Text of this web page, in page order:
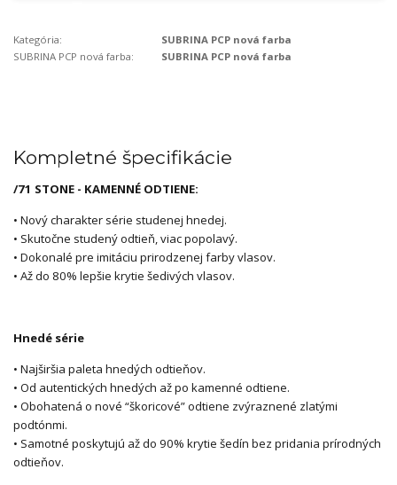
Kategória:
SUBRINA PCP nová farba
SUBRINA PCP nová farba:
SUBRINA PCP nová farba
Kompletné špecifikácie
/71 STONE - KAMENNÉ ODTIENE:
• Nový charakter série studenej hnedej.
• Skutočne studený odtieň, viac popolavý.
• Dokonalé pre imitáciu prirodzenej farby vlasov.
• Až do 80% lepšie krytie šedivých vlasov.
Hnedé série
• Najširšia paleta hnedých odtieňov.
• Od autentických hnedých až po kamenné odtiene.
• Obohatená o nové “škoricové” odtiene zvýraznené zlatými
podtónmi.
• Samotné poskytujú až do 90% krytie šedín bez pridania prírodných
odtieňov.